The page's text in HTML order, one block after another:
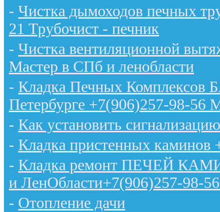
- Чистка дымоходов печных
21 Трубочист - печник
- Чистка вентиляционной
Мастер в СПб и ленобласти
- Кладка Печных Комплексов
Петербурге +7(906)257-98-56
- Как установить
- Кладка пристенных каминов
- Кладка ремонт ПЕЧЕЙ
и ЛенОбласти+7(906)257-98-
- Отопление дачи